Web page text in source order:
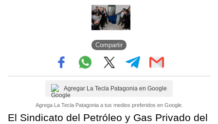
Compartir
Agregar La Tecla Patagonia en Google
Agrega La Tecla Patagonia a tus medios preferidos en Google.
El Sindicato del Petróleo y Gas Privado del